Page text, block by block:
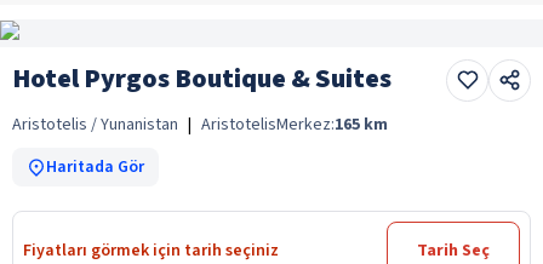
Hotel Pyrgos Boutique & Suites
Aristotelis / Yunanistan | AristotelisMerkez:165 km
Haritada Gör
Fiyatları görmek için tarih seçiniz Tarih Seç